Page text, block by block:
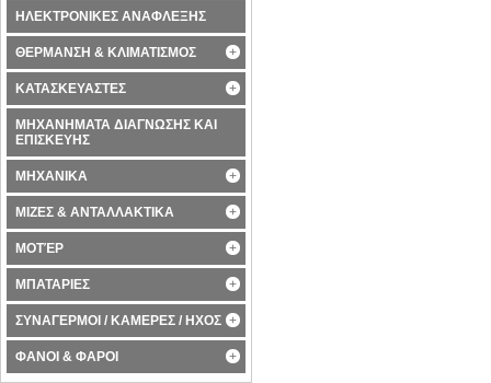
ΗΛΕΚΤΡΟΝΙΚΕΣ ΑΝΑΦΛΕΞΗΣ
ΘΕΡΜΑΝΣΗ & ΚΛΙΜΑΤΙΣΜΟΣ
ΚΑΤΑΣΚΕΥΑΣΤΕΣ
ΜΗΧΑΝΗΜΑΤΑ ΔΙΑΓΝΩΣΗΣ ΚΑΙ
ΕΠΙΣΚΕΥΗΣ
ΜΗΧΑΝΙΚΑ
ΜΙΖΕΣ & ΑΝΤΑΛΛΑΚΤΙΚΑ
ΜΟΤΈΡ
ΜΠΑΤΑΡΙΕΣ
ΣΥΝΑΓΕΡΜΟΙ / ΚΑΜΕΡΕΣ / ΗΧΟΣ
ΦΑΝΟΙ & ΦΑΡΟΙ